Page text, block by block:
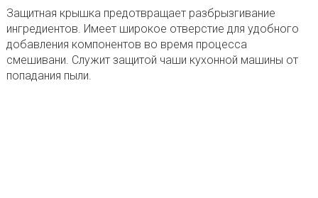
Защитная крышка предотвращает разбрызгивание
ингредиентов. Имеет широкое отверстие для удобного
добавления компонентов во время процесса
смешивани. Служит защитой чаши кухонной машины от
попадания пыли.